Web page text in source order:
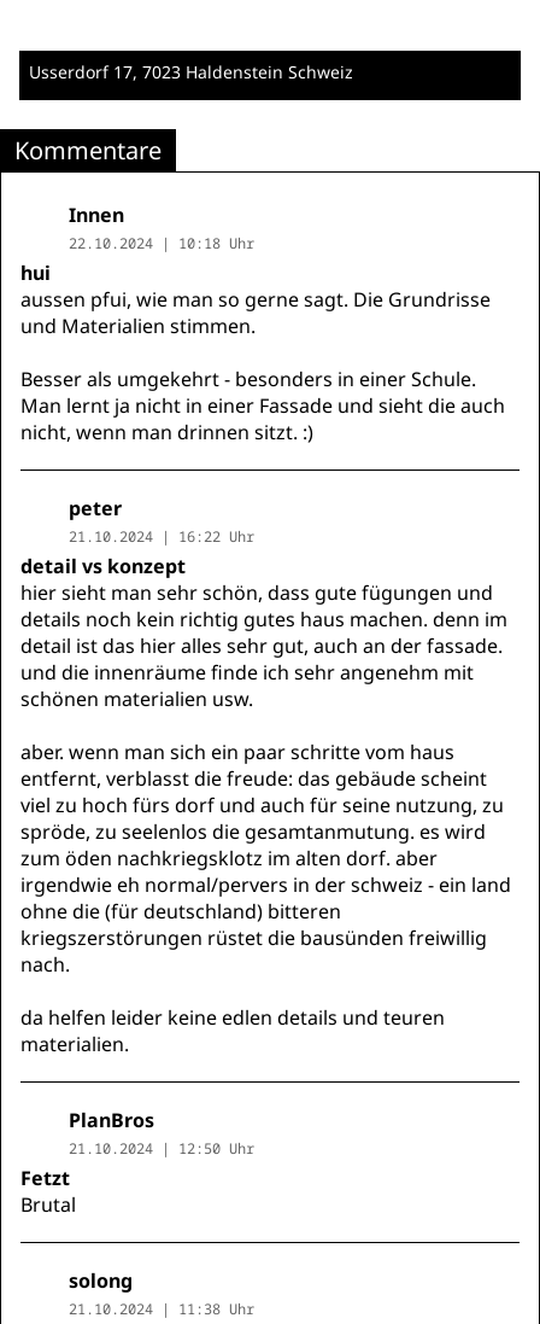
Usserdorf 17, 7023 Haldenstein Schweiz
Kommentare
Innen
22.10.2024 | 10:18 Uhr
hui
aussen pfui, wie man so gerne sagt. Die Grundrisse
und Materialien stimmen.
Besser als umgekehrt - besonders in einer Schule.
Man lernt ja nicht in einer Fassade und sieht die auch
nicht, wenn man drinnen sitzt. :)
peter
21.10.2024 | 16:22 Uhr
detail vs konzept
hier sieht man sehr schön, dass gute fügungen und
details noch kein richtig gutes haus machen. denn im
detail ist das hier alles sehr gut, auch an der fassade.
und die innenräume finde ich sehr angenehm mit
schönen materialien usw.
aber. wenn man sich ein paar schritte vom haus
entfernt, verblasst die freude: das gebäude scheint
viel zu hoch fürs dorf und auch für seine nutzung, zu
spröde, zu seelenlos die gesamtanmutung. es wird
zum öden nachkriegsklotz im alten dorf. aber
irgendwie eh normal/pervers in der schweiz - ein land
ohne die (für deutschland) bitteren
kriegszerstörungen rüstet die bausünden freiwillig
nach.
da helfen leider keine edlen details und teuren
materialien.
PlanBros
21.10.2024 | 12:50 Uhr
Fetzt
Brutal
solong
21.10.2024 | 11:38 Uhr